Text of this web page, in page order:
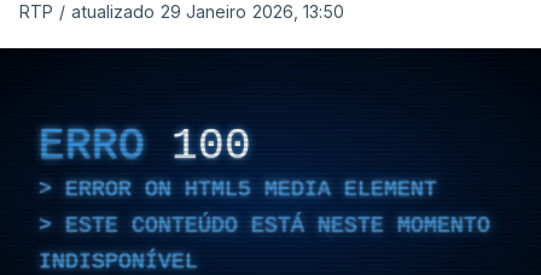
RTP / atualizado 29 Janeiro 2026, 13:50
ERRO 100
ERROR ON HTML5 MEDIA ELEMENT
ESTE CONTEÚDO ESTÁ NESTE MOMENTO
INDISPONÍVEL